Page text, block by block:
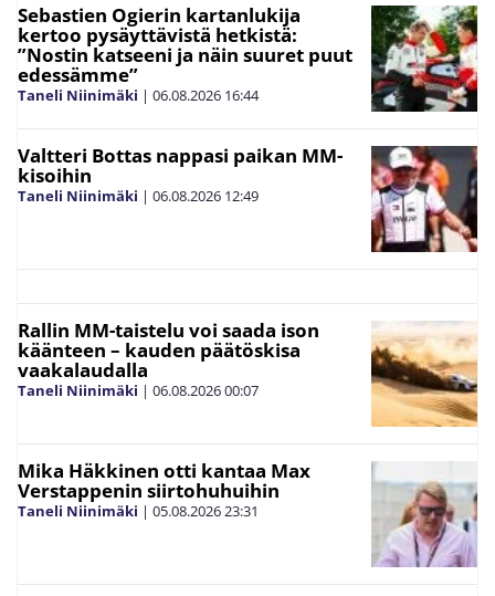
Sebastien Ogierin kartanlukija
kertoo pysäyttävistä hetkistä:
”Nostin katseeni ja näin suuret puut
edessämme”
Taneli Niinimäki | 06.08.2026 16:44
Valtteri Bottas nappasi paikan MM-
kisoihin
Taneli Niinimäki | 06.08.2026 12:49
Rallin MM-taistelu voi saada ison
käänteen – kauden päätöskisa
vaakalaudalla
Taneli Niinimäki | 06.08.202600:07
Mika Häkkinen otti kantaa Max
Verstappenin siirtohuhuihin
Taneli Niinimäki | 05.08.2026 23:31